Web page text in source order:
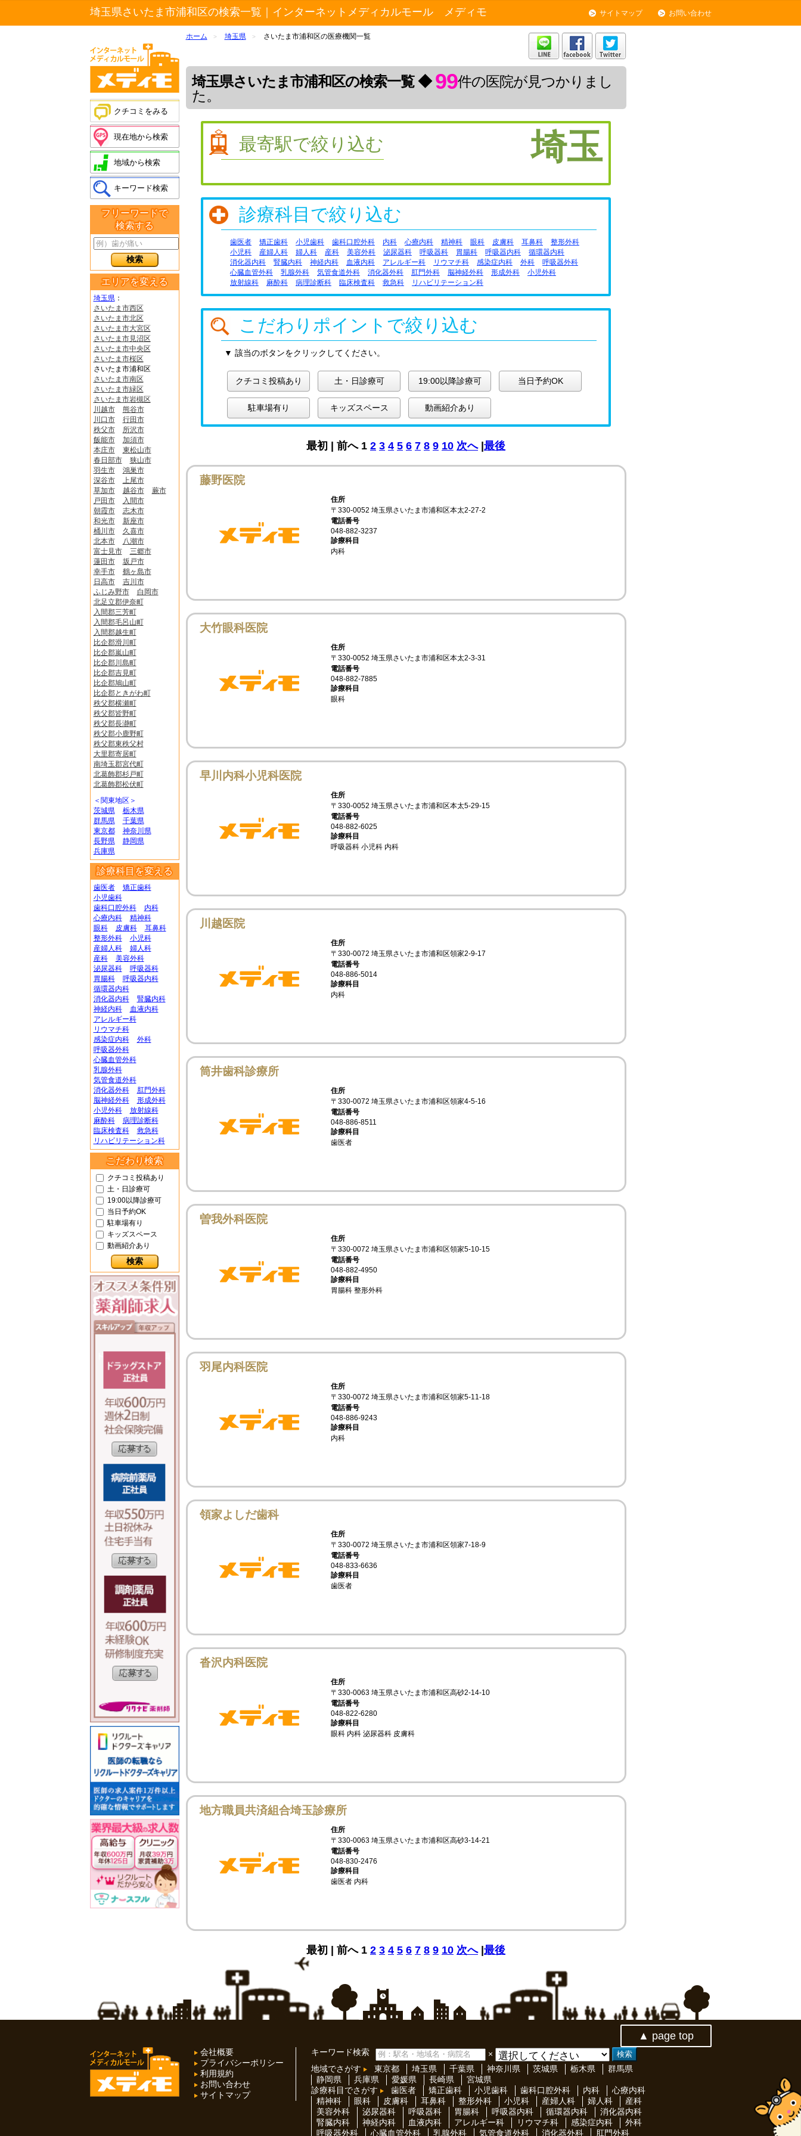
埼玉県さいたま市浦和区の検索一覧｜インターネットメディカルモール メディモ サイトマップ お問い合わせ
クチコミをみる
現在地から検索
地域から検索
キーワード検索
フリーワードで
検索する
エリアを変える
埼玉県：
さいたま市西区
さいたま市北区
さいたま市大宮区
さいたま市見沼区
さいたま市中央区
さいたま市桜区
さいたま市浦和区
さいたま市南区
さいたま市緑区
さいたま市岩槻区
川越市
熊谷市
川口市
行田市
秩父市
所沢市
飯能市
加須市
本庄市
東松山市
春日部市
狭山市
羽生市
鴻巣市
深谷市
上尾市
草加市
越谷市
蕨市
戸田市
入間市
朝霞市
志木市
和光市
新座市
桶川市
久喜市
北本市
八潮市
富士見市
三郷市
蓮田市
坂戸市
幸手市
鶴ヶ島市
日高市
吉川市
ふじみ野市
白岡市
北足立郡伊奈町
入間郡三芳町
入間郡毛呂山町
入間郡越生町
比企郡滑川町
比企郡嵐山町
比企郡川島町
比企郡吉見町
比企郡鳩山町
比企郡ときがわ町
秩父郡横瀬町
秩父郡皆野町
秩父郡長瀞町
秩父郡小鹿野町
秩父郡東秩父村
大里郡寄居町
南埼玉郡宮代町
北葛飾郡杉戸町
北葛飾郡松伏町
＜関東地区＞
茨城県
栃木県
群馬県
千葉県
東京都
神奈川県
長野県
静岡県
兵庫県
診療科目を変える
歯医者
矯正歯科
小児歯科
歯科口腔外科
内科
心療内科
精神科
眼科
皮膚科
耳鼻科
整形外科
小児科
産婦人科
婦人科
産科
美容外科
泌尿器科
呼吸器科
胃腸科
呼吸器内科
循環器内科
消化器内科
腎臓内科
神経内科
血液内科
アレルギー科
リウマチ科
感染症内科
外科
呼吸器外科
心臓血管外科
乳腺外科
気管食道外科
消化器外科
肛門外科
脳神経外科
形成外科
小児外科
放射線科
麻酔科
病理診断科
臨床検査科
救急科
リハビリテーション科
こだわり検索
クチコミ投稿あり
土・日診療可
19:00以降診療可
当日予約OK
駐車場有り
キッズスペース
動画紹介あり
ホーム > 埼玉県 > さいたま市浦和区の医療機関一覧
埼玉県さいたま市浦和区の検索一覧 ◆99件の医院が見つかりまし
た。
最寄駅で絞り込む 埼玉
診療科目で絞り込む
歯医者 矯正歯科 小児歯科 歯科口腔外科 内科 心療内科 精神科 眼科 皮膚科 耳鼻科
整形外科
小児科
産婦人科 婦人科 産科 美容外科 泌尿器科 呼吸器科 胃腸科 呼吸器内科
循環器内科
消化器内科
腎臓内科 神経内科 血液内科 アレルギー科 リウマチ科 感染症内科 外科
呼吸器外科
心臓血管外科
乳腺外科 気管食道外科 消化器外科 肛門外科 脳神経外科 形成外科
小児外科
放射線科
麻酔科 病理診断科 臨床検査科 救急科 リハビリテーション科
こだわりポイントで絞り込む
▼ 該当のボタンをクリックしてください。
クチコミ投稿あり 土・日診療可 19:00以降診療可 当日予約OK
駐車場有り キッズスペース 動画紹介あり
最初 | 前へ 1 2 3 4 5 6 7 8 9 10 次へ| 最後
藤野医院
住所
〒330-0052 埼玉県さいたま市浦和区本太2-27-2
電話番号
048-882-3237
診療科目
内科
大竹眼科医院
住所
〒330-0052 埼玉県さいたま市浦和区本太2-3-31
電話番号
048-882-7885
診療科目
眼科
早川内科小児科医院
住所
〒330-0052 埼玉県さいたま市浦和区本太5-29-15
電話番号
048-882-6025
診療科目
呼吸器科 小児科 内科
川越医院
住所
〒330-0072 埼玉県さいたま市浦和区領家2-9-17
電話番号
048-886-5014
診療科目
内科
筒井歯科診療所
住所
〒330-0072 埼玉県さいたま市浦和区領家4-5-16
電話番号
048-886-8511
診療科目
歯医者
曽我外科医院
住所
〒330-0072 埼玉県さいたま市浦和区領家5-10-15
電話番号
048-882-4950
診療科目
胃腸科 整形外科
羽尾内科医院
住所
〒330-0072 埼玉県さいたま市浦和区領家5-11-18
電話番号
048-886-9243
診療科目
内科
領家よしだ歯科
住所
〒330-0072 埼玉県さいたま市浦和区領家7-18-9
電話番号
048-833-6636
診療科目
歯医者
沓沢内科医院
住所
〒330-0063 埼玉県さいたま市浦和区高砂2-14-10
電話番号
048-822-6280
診療科目
眼科 内科 泌尿器科 皮膚科
地方職員共済組合埼玉診療所
住所
〒330-0063 埼玉県さいたま市浦和区高砂3-14-21
電話番号
048-830-2476
診療科目
歯医者 内科
最初 | 前へ 1 2 3 4 5 6 7 8 9 10 次へ| 最後
▲ page top
会社概要
プライバシーポリシー
利用規約
お問い合わせ
サイトマップ
キーワード検索
×
地域でさがす
東京都 埼玉県 千葉県 神奈川県 茨城県 栃木県
群馬県
静岡県
兵庫県 愛媛県 長崎県
宮城県
診療科目でさがす
歯医者 矯正歯科 小児歯科 歯科口腔外科 内科
心療内科
精神科
眼科 皮膚科 耳鼻科 整形外科 小児科 産婦人科 婦人科
産科
美容外科
泌尿器科 呼吸器科 胃腸科 呼吸器内科 循環器内科
消化器内科
腎臓内科
神経内科 血液内科 アレルギー科 リウマチ科 感染症内科
外科
呼吸器外科
心臓血管外科 乳腺外科 気管食道外科 消化器外科 肛門外科